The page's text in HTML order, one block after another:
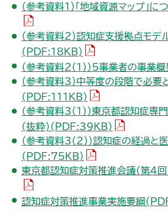
（参考資料1）「地域資源マップ」
（参考資料2）認知症支援拠点モデ
(PDF:18KB) （PDFファイル）
（参考資料2（1））5事業者の事
（参考資料3）中等度の段階で必要
(PDF:111KB) （PDFファイル）
（参考資料3（1））東京都認知症
(抜粋)(PDF:39KB) （PDFファイル
（参考資料3（2））認知症の経過と
(PDF:75KB) （PDFファイル）
東京都認知症対策推進会議（第4
認知症対策推進事業実施要綱